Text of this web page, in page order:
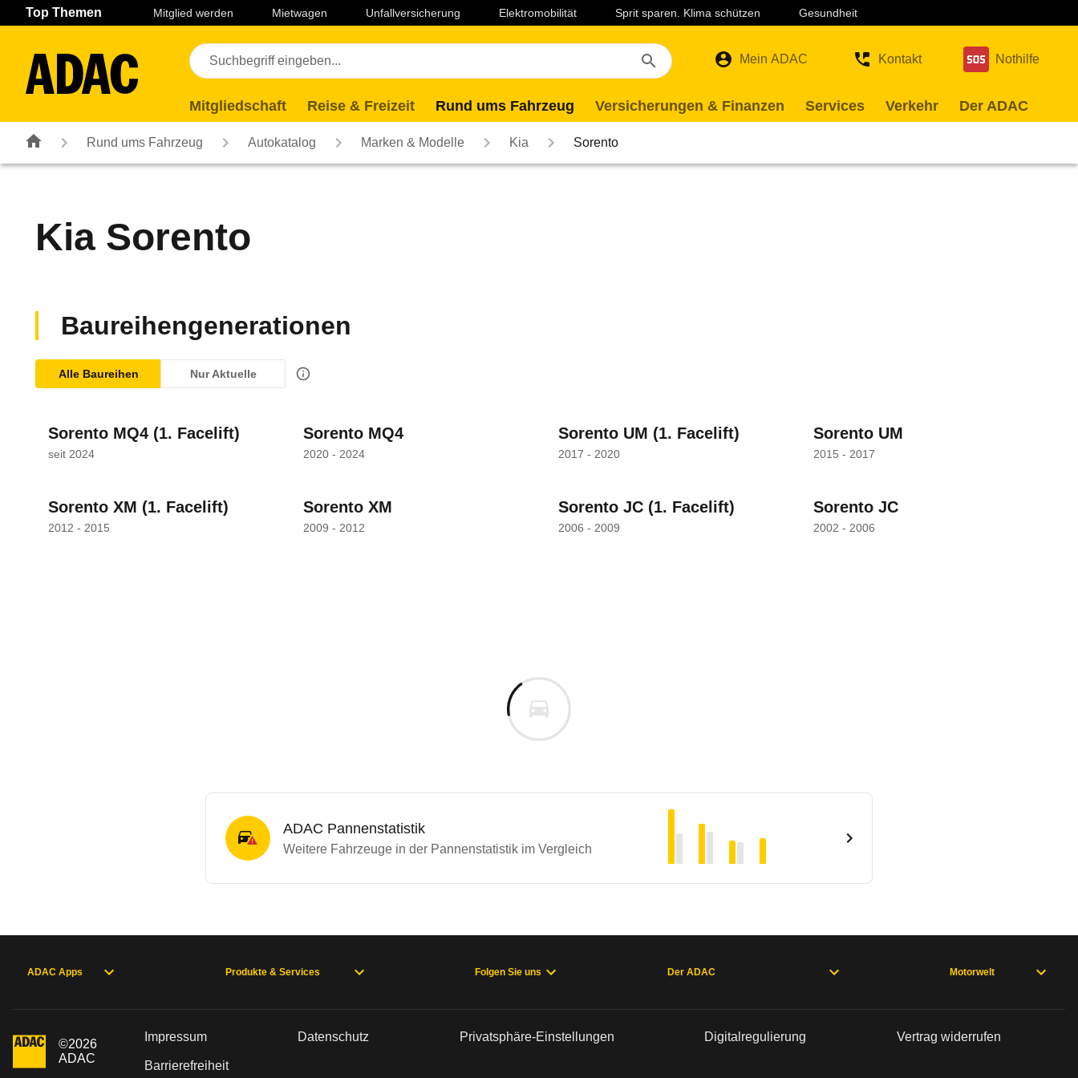
Navigation Seiteninhalt Fußzeile
Top Themen Mitglied werden Mietwagen Unfallversicherung Elektromobilität Sprit sparen. Klima schützen Gesundheit
Mein ADAC Kontakt Nothilfe
Mitgliedschaft Reise & Freizeit Rund ums Fahrzeug Versicherungen & Finanzen Services Verkehr Der ADAC
Rund ums Fahrzeug Autokatalog Marken & Modelle Kia Sorento
Kia Sorento
Baureihengenerationen
Alle Baureihen Nur Aktuelle
Sorento MQ4 (1. Facelift)
seit 2024
Sorento MQ4
2020 - 2024
Sorento UM (1. Facelift)
2017 - 2020
Sorento UM
2015 - 2017
Sorento XM (1. Facelift)
2012 - 2015
Sorento XM
2009 - 2012
Sorento JC (1. Facelift)
2006 - 2009
Sorento JC
2002 - 2006
ADAC Pannenstatistik
Weitere Fahrzeuge in der Pannenstatistik im Vergleich
ADAC Apps Produkte & Services Folgen Sie uns Der ADAC Motorwelt
©2026
ADAC
Impressum Datenschutz Privatsphäre-Einstellungen Digitalregulierung Vertrag widerrufen
Barrierefreiheit